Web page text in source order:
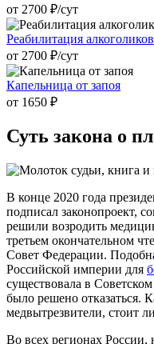
от 2700 ₽/cут
Реабилитация алкоголиков
от 2700 ₽/cут
Капельница от запоя
от 1650 ₽
Суть закона о
В конце 2020 года
подписал законопроект,
решили возродить
третьем окончательном
Совет Федерации.
Российской империи для
существовала в
было решено отказаться.
медвытрезвители, стоит
Во всех регионах России,